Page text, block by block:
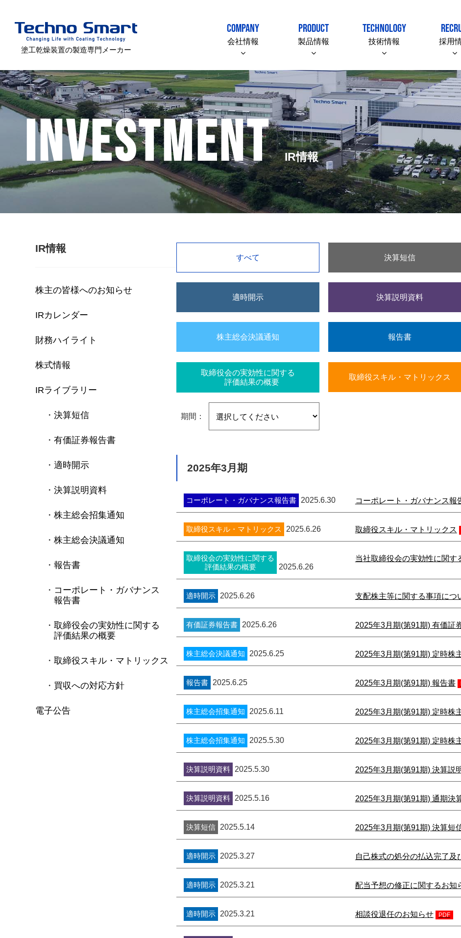
塗工乾燥装置の製造専門メーカー
COMPANY
会社情報
PRODUCT
製品情報
TECHNOLOGY
技術情報 採用
INVESTMENT IR情報
IR情報
株主の皆様へのお知らせ
IRカレンダー
財務ハイライト
株式情報
IRライブラリー
決算短信
有価証券報告書
適時開示
決算説明資料
株主総会招集通知
株主総会決議通知
報告書
コーポレート・ガバナンス
報告書
取締役会の実効性に関する
評価結果の概要
取締役スキル・マトリックス
買収への対応方針
電子公告
すべて 決算短信
適時開示 決算説明資料
株主総会決議通知 報告書
取締役会の実効性に関する
評価結果の概要
取締役スキル・マトリックス
期間：
2025年3月期
コーポレート・ガバナンス報告書 2025.6.30 コーポレート・ガバナンス報
取締役スキル・マトリックス 2025.6.26 取締役スキル・マトリックス
取締役会の実効性に関する
評価結果の概要
2025.6.26
当社取締役会の実効性に関す
適時開示 2025.6.26 支配株主等に関する事項につ
有価証券報告書 2025.6.26 2025年3月期(第91期) 有価証
株主総会決議通知 2025.6.25 2025年3月期(第91期) 定時株
報告書 2025.6.25 2025年3月期(第91期) 報告書
株主総会招集通知 2025.6.11 2025年3月期(第91期) 定時株
株主総会招集通知 2025.5.30 2025年3月期(第91期) 定時株
決算説明資料 2025.5.30 2025年3月期(第91期) 決算説
決算説明資料 2025.5.16 2025年3月期(第91期) 通期決
決算短信 2025.5.14 2025年3月期(第91期) 決算短
適時開示 2025.3.27 自己株式の処分の払込完了
適時開示 2025.3.21 配当予想の修正に関するお知
適時開示 2025.3.21 相談役退任のお知らせ PDF